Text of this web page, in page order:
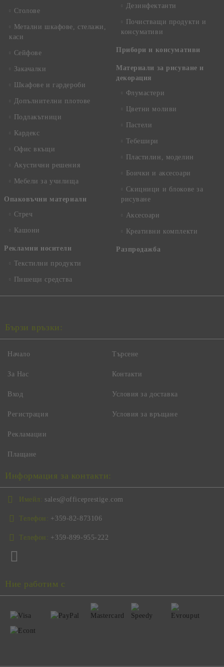
Столове
Метални шкафове, стелажи,
каси
Сейфове
Закачалки
Шкафове и гардероби
Допълнителни плотове
Подлакътници
Кардекс
Офис вкъщи
Акустични решения
Мебели за училища
Опаковъчни материали
Стреч
Кашони
Рекламни носители
Текстилни продукти
Пишещи средства
Дезинфектанти
Почистващи продукти и
консумативи
Прибори и консумативи
Материали за рисуване и
декорация
Флумастери
Цветни моливи
Пастели
Тебешири
Пластилин, моделин
Боички и аксесоари
Скицници и блокове за
рисуване
Аксесоари
Креативни комплекти
Разпродажба
Бързи връзки:
Начало
За Нас
Вход
Регистрация
Търсене
Контакти
Условия за доставка
Условия за връщане
Рекламации
Плащане
Информация за контакти:
Имейл: sales@officeprestige.com
Телефон: +359-82-873106
Телефон: +359-899-955-222
Ние работим с